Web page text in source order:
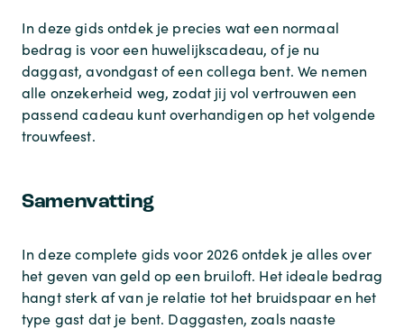
In deze gids ontdek je precies wat een normaal
bedrag is voor een huwelijkscadeau, of je nu
daggast, avondgast of een collega bent. We nemen
alle onzekerheid weg, zodat jij vol vertrouwen een
passend cadeau kunt overhandigen op het volgende
trouwfeest.
Samenvatting
In deze complete gids voor 2026 ontdek je alles over
het geven van geld op een bruiloft. Het ideale bedrag
hangt sterk af van je relatie tot het bruidspaar en het
type gast dat je bent. Daggasten, zoals naaste